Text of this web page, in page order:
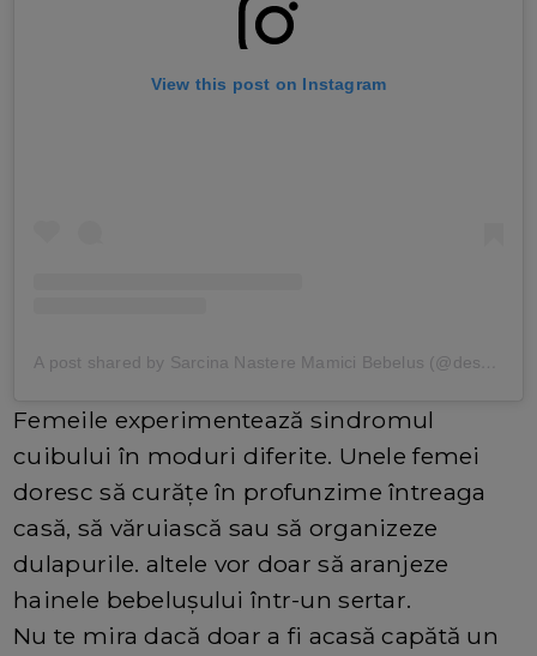
View this post on Instagram
A post shared by Sarcina Nastere Mamici Bebelus (@desprecopii)
Femeile experimentează sindromul
cuibului în moduri diferite. Unele femei
doresc să curățe în profunzime întreaga
casă, să văruiască sau să organizeze
dulapurile. altele vor doar să aranjeze
hainele bebelușului într-un sertar.
Nu te mira dacă doar a fi acasă capătă un